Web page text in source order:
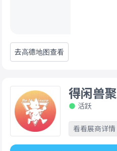
去高德地图查看
得闲兽聚
活跃
看看展商详情